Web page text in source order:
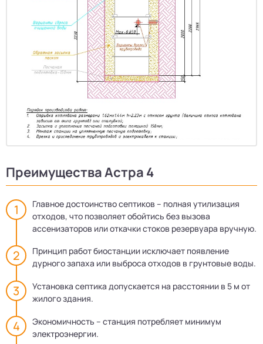
Преимущества Астра 4
Главное достоинство септиков – полная утилизация
отходов, что позволяет обойтись без вызова
ассенизаторов или откачки стоков резервуара вручную.
Принцип работ биостанции исключает появление
дурного запаха или выброса отходов в грунтовые воды.
Установка септика допускается на расстоянии в 5 м от
жилого здания.
Экономичность – станция потребляет минимум
электроэнергии.